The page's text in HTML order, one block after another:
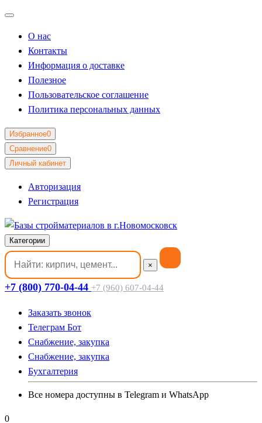
О нас
Контакты
Информация о доставке
Полезное
Пользовательское соглашение
Политика персональных данных
Избранное0
Сравнение0
Личный кабинет
Авторизация
Регистрация
Категории
×
+7 (800) 770-04-44 +7 (960) 607-04-44
Заказать звонок
Телеграм Бот
Cнабжение, закупка
Cнабжение, закупка
Бухгалтерия
Все номера доступны в Telegram и WhatsApp
0